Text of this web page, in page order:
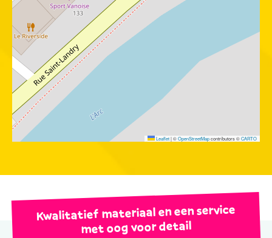
Leaflet|©OpenStreetMapcontributors ©CARTO
Kwalitatief materiaal en een service
met oog voor detail